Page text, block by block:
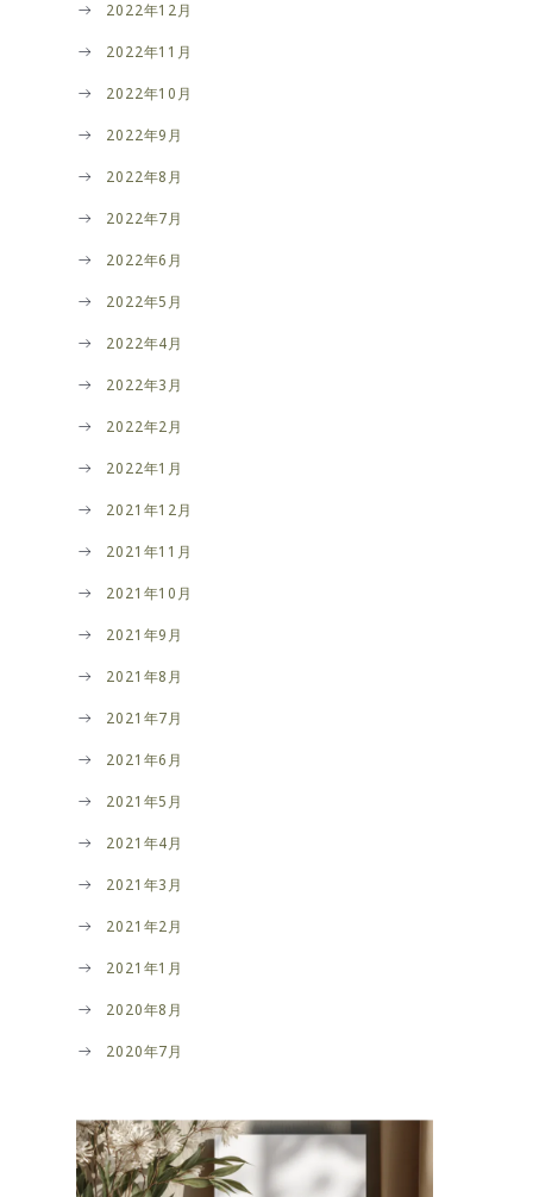
2022年12月
2022年11月
2022年10月
2022年9月
2022年8月
2022年7月
2022年6月
2022年5月
2022年4月
2022年3月
2022年2月
2022年1月
2021年12月
2021年11月
2021年10月
2021年9月
2021年8月
2021年7月
2021年6月
2021年5月
2021年4月
2021年3月
2021年2月
2021年1月
2020年8月
2020年7月